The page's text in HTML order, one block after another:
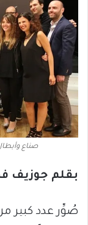
صناع
بقلم جوزيف
صُوِّر عدد كبير